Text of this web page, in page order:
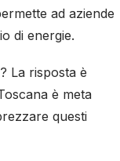
ad aziende
di energie.
La risposta è
è meta
questi